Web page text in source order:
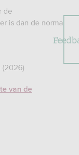
de
is dan de normale
van de